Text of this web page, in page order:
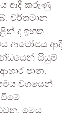
ආදී කරුණු
වර්තමාන
ද ඉහත
ආටෝපය ආදි
සියුම්
පාන,
වශයෙන්
මෙය